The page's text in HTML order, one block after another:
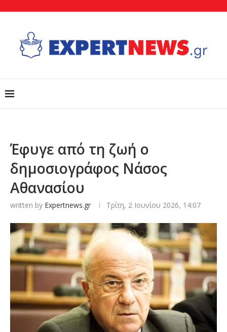
Έφυγε από τη ζωή ο
δημοσιογράφος Νάσος
Αθανασίου
written by Expertnews.gr Τρίτη, 2 Ιουνίου 2026, 14:07